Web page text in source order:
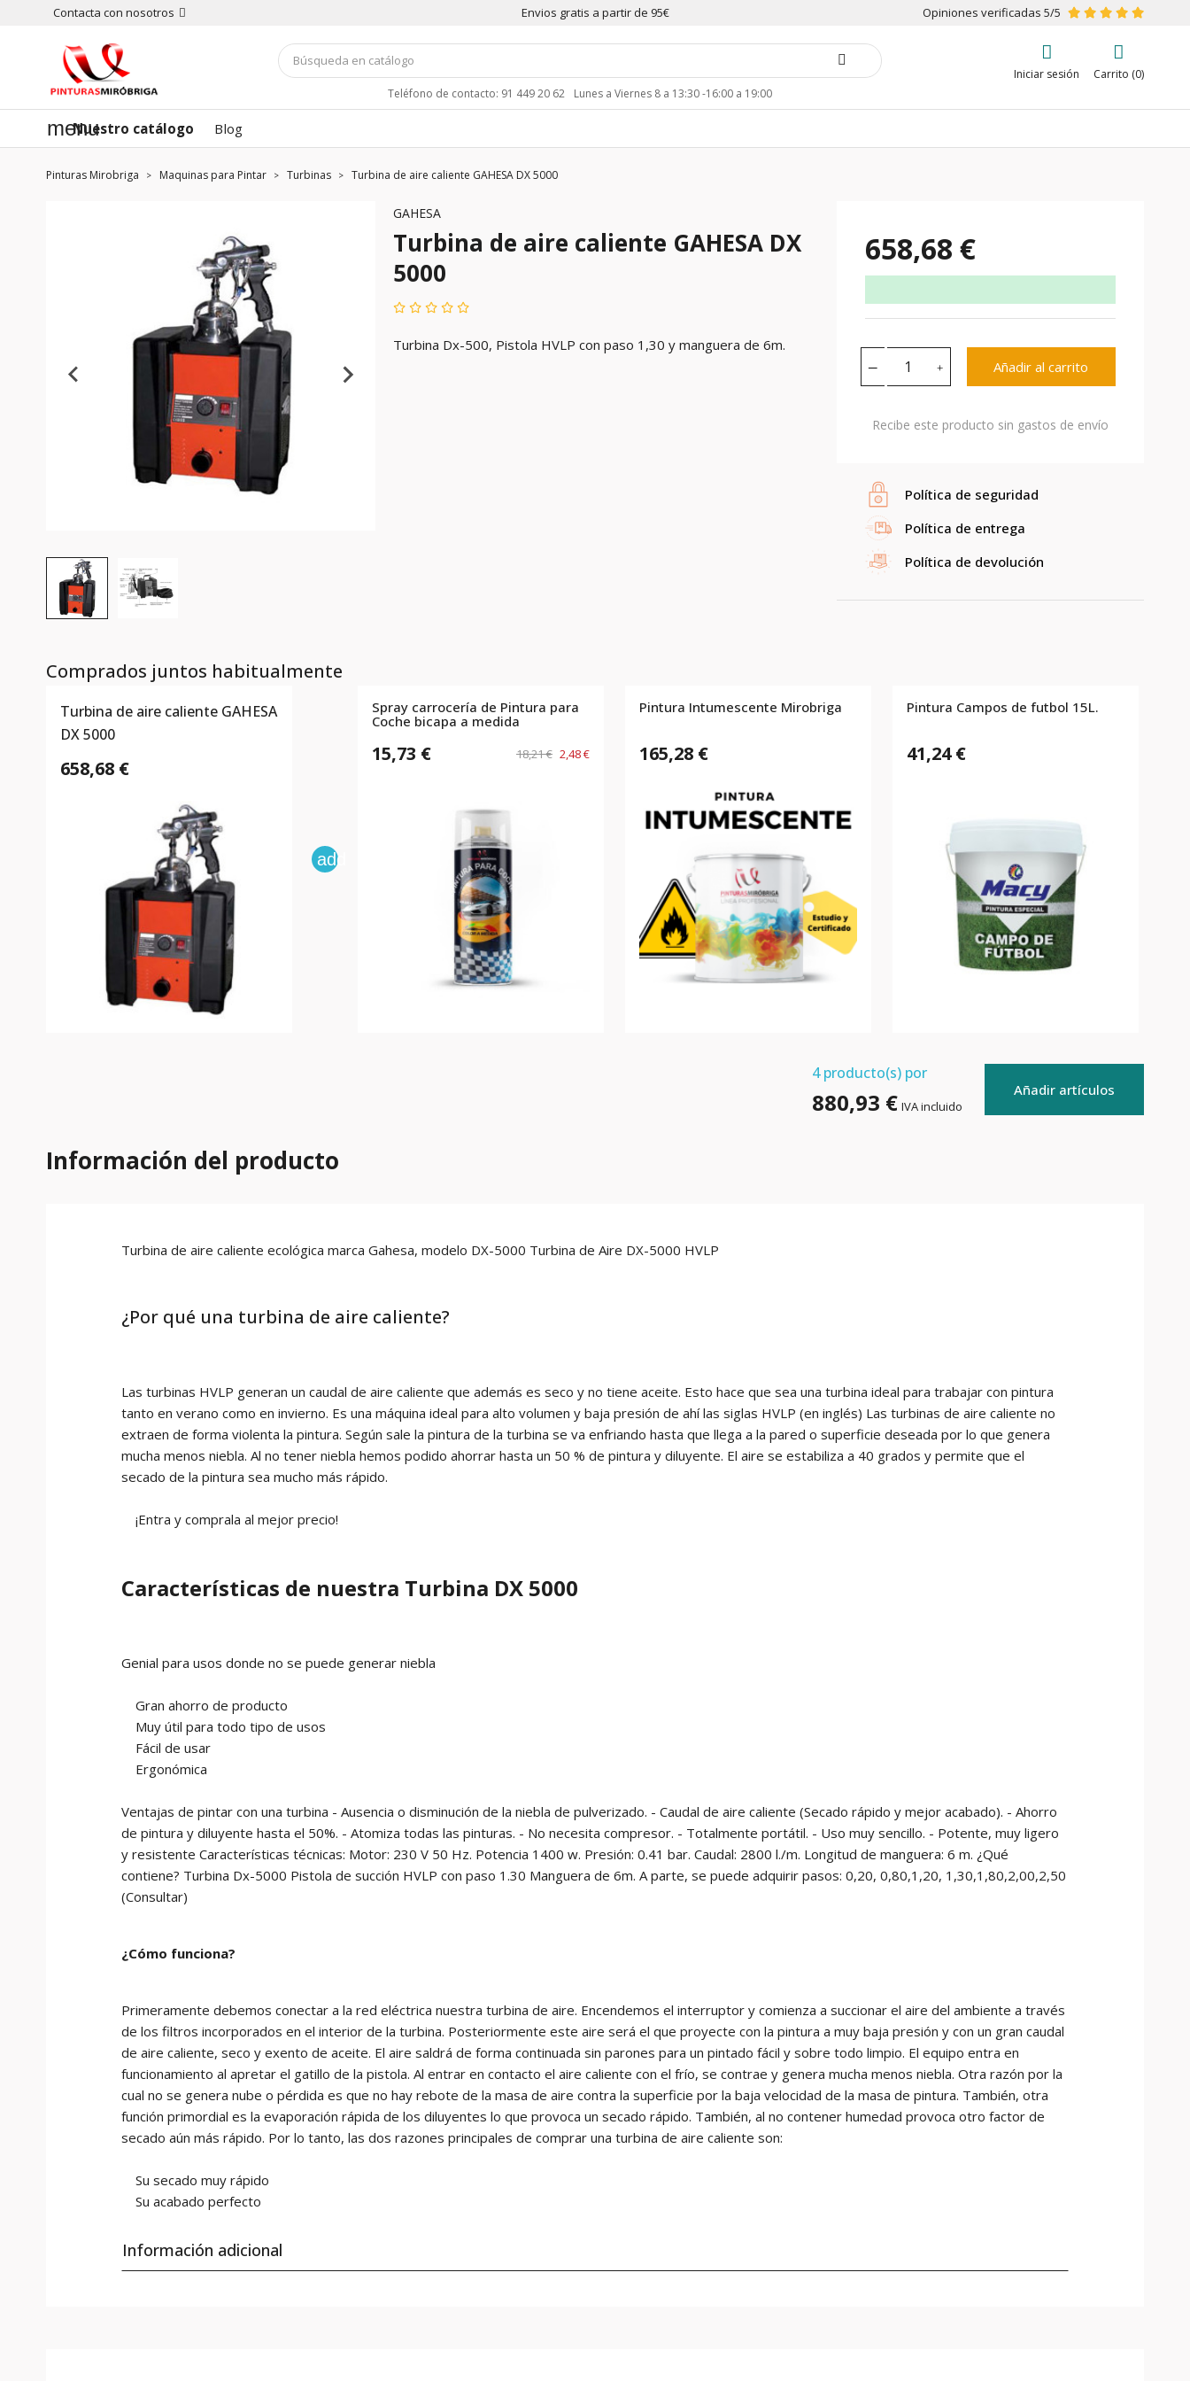
Contacta con nosotros Envios gratis a partir de 95€ Opiniones verificadas 5/5
Teléfono de contacto: 91 449 20 62 Lunes a Viernes 8 a 13:30 -16:00 a 19:00
Iniciar sesión Carrito (0)
menuNuestro catálogo Blog
Pinturas Mirobriga Maquinas para Pintar Turbinas Turbina de aire caliente GAHESA DX 5000
GAHESA
Turbina de aire caliente GAHESA DX
5000
Turbina Dx-500, Pistola HVLP con paso 1,30 y manguera de 6m.
658,68 €
Añadir al carrito
Recibe este producto sin gastos de envío
Política de seguridad
Política de entrega
Política de devolución
Comprados juntos habitualmente
Turbina de aire caliente GAHESA
DX 5000
658,68 €
add
Spray carrocería de Pintura para
Coche bicapa a medida
15,73 € 18,21 € 2,48 €
Pintura Intumescente Mirobriga
165,28 €
Pintura Campos de futbol 15L.
41,24 €
4producto(s) por
880,93 € IVA incluido
Añadir artículos
Información del producto
Turbina de aire caliente ecológica marca Gahesa, modelo DX-5000 Turbina de Aire DX-5000 HVLP
¿Por qué una turbina de aire caliente?
Las turbinas HVLP generan un caudal de aire caliente que además es seco y no tiene aceite. Esto hace que sea una turbina ideal para trabajar con pintura
tanto en verano como en invierno. Es una máquina ideal para alto volumen y baja presión de ahí las siglas HVLP (en inglés) Las turbinas de aire caliente no
extraen de forma violenta la pintura. Según sale la pintura de la turbina se va enfriando hasta que llega a la pared o superficie deseada por lo que genera
mucha menos niebla. Al no tener niebla hemos podido ahorrar hasta un 50 % de pintura y diluyente. El aire se estabiliza a 40 grados y permite que el
secado de la pintura sea mucho más rápido.
¡Entra y comprala al mejor precio!
Características de nuestra Turbina DX 5000
Genial para usos donde no se puede generar niebla
Gran ahorro de producto
Muy útil para todo tipo de usos
Fácil de usar
Ergonómica
Ventajas de pintar con una turbina - Ausencia o disminución de la niebla de pulverizado. - Caudal de aire caliente (Secado rápido y mejor acabado). - Ahorro
de pintura y diluyente hasta el 50%. - Atomiza todas las pinturas. - No necesita compresor. - Totalmente portátil. - Uso muy sencillo. - Potente, muy ligero
y resistente Características técnicas: Motor: 230 V 50 Hz. Potencia 1400 w. Presión: 0.41 bar. Caudal: 2800 l./m. Longitud de manguera: 6 m. ¿Qué
contiene? Turbina Dx-5000 Pistola de succión HVLP con paso 1.30 Manguera de 6m. A parte, se puede adquirir pasos: 0,20, 0,80,1,20, 1,30,1,80,2,00,2,50
(Consultar)
¿Cómo funciona?
Primeramente debemos conectar a la red eléctrica nuestra turbina de aire. Encendemos el interruptor y comienza a succionar el aire del ambiente a través
de los filtros incorporados en el interior de la turbina. Posteriormente este aire será el que proyecte con la pintura a muy baja presión y con un gran caudal
de aire caliente, seco y exento de aceite. El aire saldrá de forma continuada sin parones para un pintado fácil y sobre todo limpio. El equipo entra en
funcionamiento al apretar el gatillo de la pistola. Al entrar en contacto el aire caliente con el frío, se contrae y genera mucha menos niebla. Otra razón por la
cual no se genera nube o pérdida es que no hay rebote de la masa de aire contra la superficie por la baja velocidad de la masa de pintura. También, otra
función primordial es la evaporación rápida de los diluyentes lo que provoca un secado rápido. También, al no contener humedad provoca otro factor de
secado aún más rápido. Por lo tanto, las dos razones principales de comprar una turbina de aire caliente son:
Su secado muy rápido
Su acabado perfecto
Información adicional